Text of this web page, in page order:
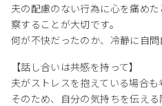
夫の配慮のない行為に心を痛め
察することが大切です。
何が不快だったのか、冷静に自問
【話し合いは共感を持って】
夫がストレスを抱えている場合も
そのため、自分の気持ちを伝え